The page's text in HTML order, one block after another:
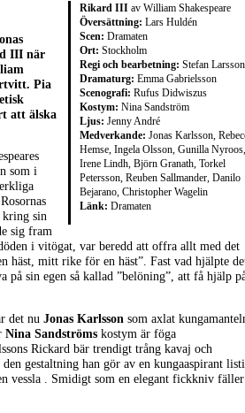
Rikard III av William Shakespeare
Översättning: Lars Huldén
Scen: Dramaten
Ort: Stockholm
Regi och bearbetning: Stefan Larsson
Dramaturg: Emma Gabrielsson
Scenografi: Rufus Didwiszus
Kostym: Nina Sandström
Ljus: Jenny André
Medverkande: Jonas Karlsson,
Hemse, Ingela Olsson, Gunilla Nyroos,
Irene Lindh, Björn Granath, Torkel
Petersson, Reuben Sallmander, Danilo
Bejarano, Christopher Wagelin
Länk: Dramaten
III när
Pia
att älska
som i
kring sin
sig fram
i vitögat, var beredd att offra allt med det
häst, mitt rike för en häst”. Fast vad hjälpte
sin egen så kallad ”belöning”, att få hjälp
det nu Jonas Karlsson som axlat
Nina Sandströms kostym är föga
Rickard bär trendigt trång kavaj och
gestaltning han gör av en kungaaspirant
vessla . Smidigt som en elegant fickkniv fäller